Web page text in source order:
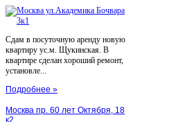
Сдам в посуточную аренду новую
квартиру ус.м. Щукинская. В
квартире сделан хороший ремонт,
установле...
Подробнее »
Москва пр. 60 лет Октября, 18